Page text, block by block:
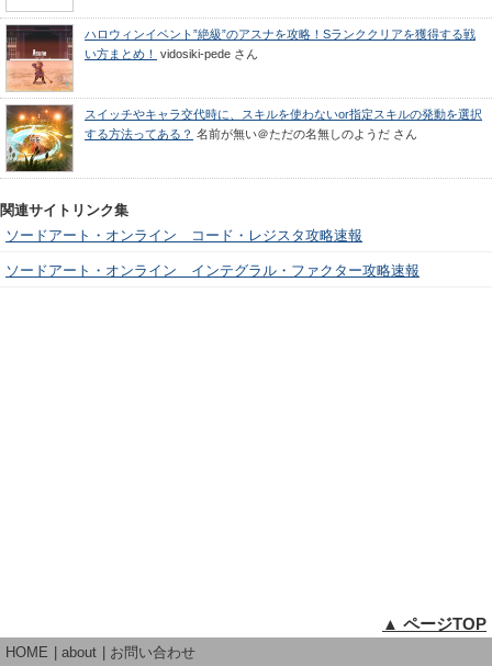
ハロウィンイベント”絶級”のアスナを攻略！Sランククリアを獲得する戦
い方まとめ！
vidosiki-pede さん
スイッチやキャラ交代時に、スキルを使わないor指定スキルの発動を選択
する方法ってある？ 名前が無い＠ただの名無しのようだ さん
関連サイトリンク集
ソードアート・オンライン コード・レジスタ攻略速報
ソードアート・オンライン インテグラル・ファクター攻略速報
▲ ページTOP
HOME about お問い合わせ